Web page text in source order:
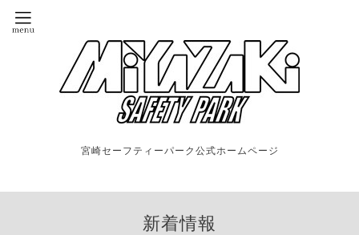
宮崎セーフティーパーク公式ホームページ
新着情報